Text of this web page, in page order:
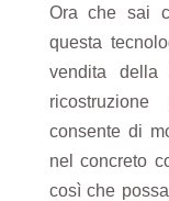
Ora che sai
questa
vendita
consente di
nel concreto
così che